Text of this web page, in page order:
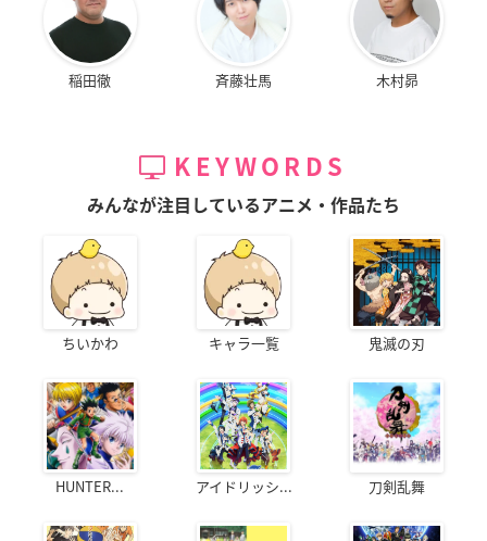
稲田徹 斉藤壮馬 木村昴
KEYWORDS
みんなが注目しているアニメ・作品たち
ちいかわ キャラ一覧 鬼滅の刃
HUNTER... アイドリッシ... 刀剣乱舞